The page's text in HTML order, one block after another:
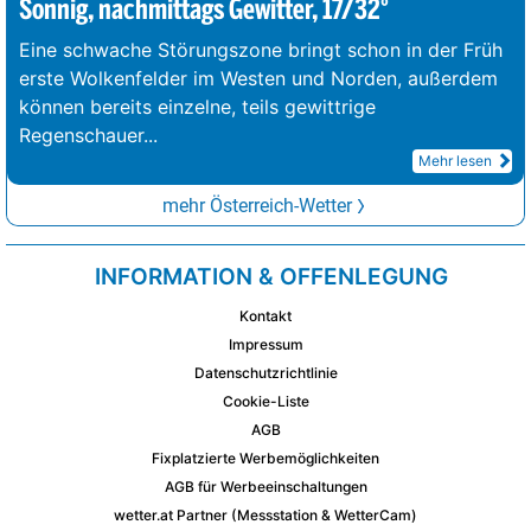
Sonnig, nachmittags Gewitter, 17/32°
Eine schwache Störungszone bringt schon in der Früh
erste Wolkenfelder im Westen und Norden, außerdem
können bereits einzelne, teils gewittrige
Regenschauer...
Mehr lesen
mehr Österreich-Wetter
INFORMATION & OFFENLEGUNG
Kontakt
Impressum
Datenschutzrichtlinie
Cookie-Liste
AGB
Fixplatzierte Werbemöglichkeiten
AGB für Werbeeinschaltungen
wetter.at Partner (Messstation & WetterCam)